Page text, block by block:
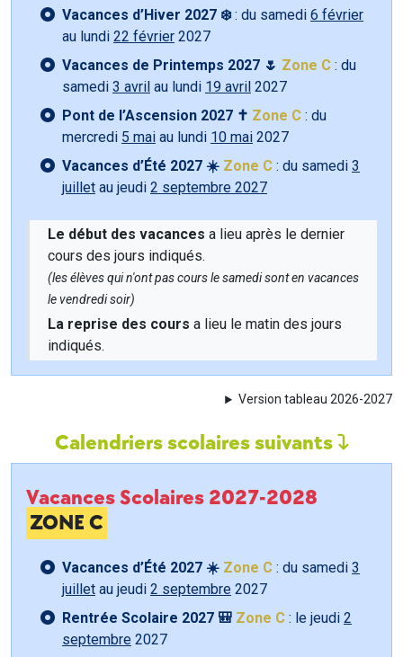
Vacances d’Hiver 2027 ❄️: du samedi 6 février
au lundi 22 février 2027
Vacances de Printemps 2027 🌷 Zone C : du
samedi 3 avril au lundi 19 avril 2027
Pont de l’Ascension 2027 ✝️ Zone C : du
mercredi 5 mai au lundi 10 mai 2027
Vacances d’Été 2027 ☀️ Zone C : du samedi 3
juillet au jeudi 2 septembre 2027
Le début des vacances a lieu après le dernier
cours des jours indiqués.
(les élèves qui n'ont pas cours le samedi sont en vacances
le vendredi soir)
La reprise des cours a lieu le matin des jours
indiqués.
Version tableau 2026-2027
Calendriers scolaires suivants
Vacances Scolaires 2027-2028
ZONE C
Vacances d’Été 2027 ☀️ Zone C : du samedi 3
juillet au jeudi 2 septembre 2027
Rentrée Scolaire 2027 🎒 Zone C : le jeudi 2
septembre 2027